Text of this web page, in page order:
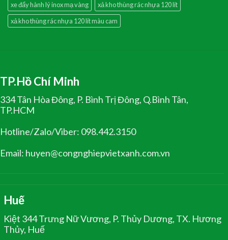
xe đẩy hành lý inox mạ vàng
xả kho thùng rác nhựa 120 lít
xả kho thùng rác nhựa 120 lít màu cam
TP.Hồ Chí Minh
334 Tân Hòa Đông, P. Bình Trị Đông, Q.Bình Tân,
TP.HCM
Hotline/Zalo/Viber: 098.442.3150
Email: huyen@congnghiepvietxanh.com.vn
Huế
Kiệt 344 Trưng Nữ Vương, P. Thủy Dương, TX. Hương
Thủy, Huế